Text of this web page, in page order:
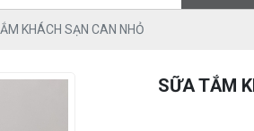
KHÁCH SẠN CAN NHỎ
SỮA TẮM